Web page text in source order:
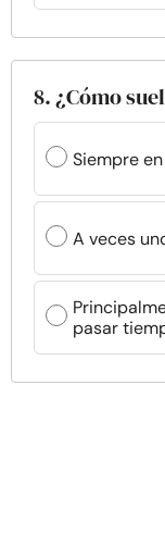
8. ¿Cómo
Siempre
A veces
pasar